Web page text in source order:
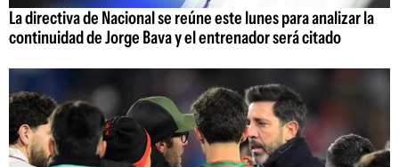
La directiva de Nacional se reúne este lunes para analizar la
continuidad de Jorge Bava y el entrenador será citado